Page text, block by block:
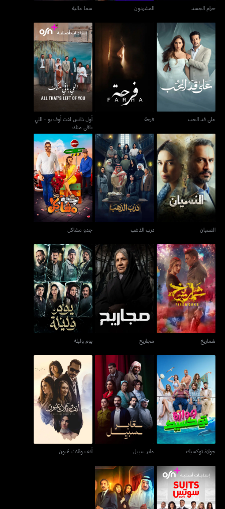
حرام الجسد المشردون سما عالية
على قد الحب
على قد الحب
فرحة
فرحة
أول ذاتس لفت أوف يو - اللي
باقي منك
أول ذاتس لفت أوف يو - اللي
باقي منك
النسيان
النسيان
درب الذهب
درب الذهب
جدو مشاكل
جدو مشاكل
شماريخ
شماريخ مجاريح
يوم وليلة
يوم وليلة
جوازة توكسيك
جوازة توكسيك
عابر سبيل
عابر سبيل
أنف وثلاث عُيون
أنف وثلاث عُيون